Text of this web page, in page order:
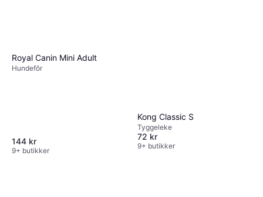
Royal Canin Mini Adult
Hundefôr
144 kr
9+ butikker
Kong Classic S
Tyggeleke
72 kr
9+ butikker